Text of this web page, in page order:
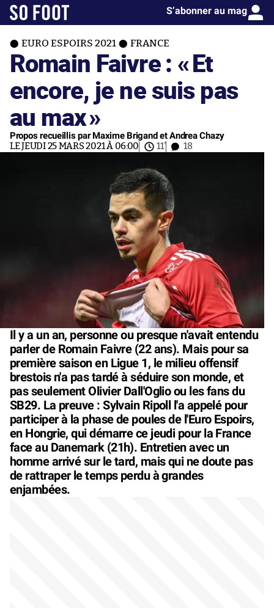
S’abonner au mag
EURO ESPOIRS 2021 FRANCE
Romain Faivre : «Et
encore, je ne suis pas
au max»
Propos recueillis par Maxime Brigand et Andrea Chazy
LE JEUDI 25 MARS 2021 À 06:00 11' 18
Il y a un an, personne ou presque n'avait entendu
parler de Romain Faivre (22 ans). Mais pour sa
première saison en Ligue 1, le milieu offensif
brestois n'a pas tardé à séduire son monde, et
pas seulement Olivier Dall'Oglio ou les fans du
SB29. La preuve : Sylvain Ripoll l'a appelé pour
participer à la phase de poules de l'Euro Espoirs,
en Hongrie, qui démarre ce jeudi pour la France
face au Danemark (21h). Entretien avec un
homme arrivé sur le tard, mais qui ne doute pas
de rattraper le temps perdu à grandes
enjambées.